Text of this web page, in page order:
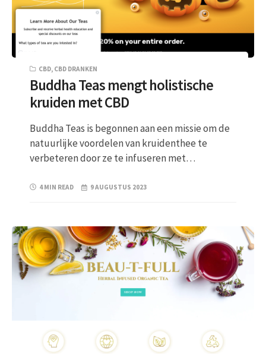
CBD, CBD DRANKEN
Buddha Teas mengt holistische
kruiden met CBD
Buddha Teas is begonnen aan een missie om de
natuurlijke voordelen van kruidenthee te
verbeteren door ze te infuseren met…
4 MIN READ 9 AUGUSTUS 2023